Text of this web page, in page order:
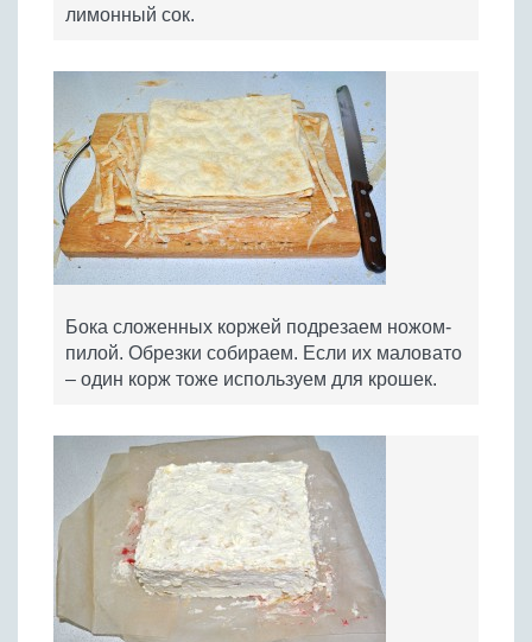
лимонный сок.
Бока сложенных коржей подрезаем ножом-
пилой. Обрезки собираем. Если их маловато
– один корж тоже используем для крошек.